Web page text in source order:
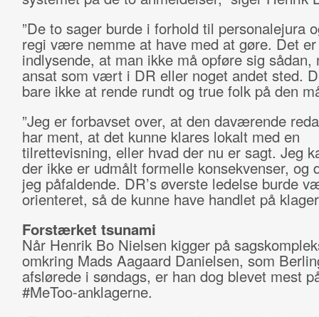
”De to sager burde i forhold til personalejura
regi være nemme at have med at gøre. Det
indlysende, at man ikke må opføre sig sådan,
ansat som vært i DR eller noget andet sted.
bare ikke at rende rundt og true folk på den
”Jeg er forbavset over, at den daværende
har ment, at det kunne klares lokalt med en
tilrettevisning, eller hvad der nu er sagt. Jeg
der ikke er udmålt formelle konsekvenser, og
jeg påfaldende. DR’s øverste ledelse burde
orienteret, så de kunne have handlet på
Forstærket tsunami
Når Henrik Bo Nielsen kigger på
omkring Mads Aagaard Danielsen, som
afslørede i søndags, er han dog blevet mest
#MeToo-anklagerne.